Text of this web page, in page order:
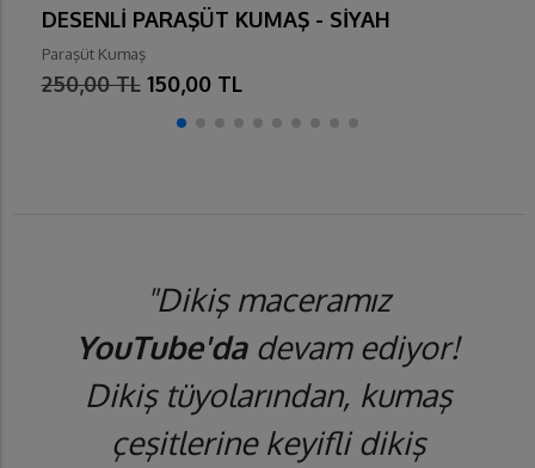
DESENLİ PARAŞÜT KUMAŞ - SİYAH
Paraşüt Kumaş
250,00 TL 150,00 TL
"Dikiş maceramız
YouTube'dadevam ediyor!
Dikiş tüyolarından, kumaş
çeşitlerine keyifli dikiş